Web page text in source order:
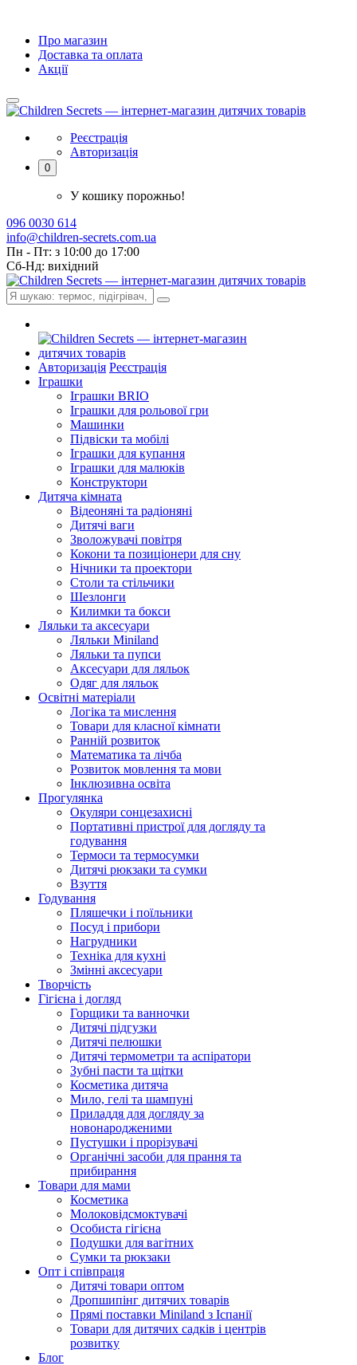
Про магазин
Доставка та оплата
Акції
Реєстрація
Авторизація
0
У кошику порожньо!
096 0030 614
info@children-secrets.com.ua
Пн - Пт: з 10:00 до 17:00
Сб-Нд: вихідний
Авторизація Реєстрація
Іграшки
Іграшки BRIO
Іграшки для рольової гри
Машинки
Підвіски та мобілі
Іграшки для купання
Іграшки для малюків
Конструктори
Дитяча кімната
Відеоняні та радіоняні
Дитячі ваги
Зволожувачі повітря
Кокони та позиціонери для сну
Нічники та проектори
Столи та стільчики
Шезлонги
Килимки та бокси
Ляльки та аксесуари
Ляльки Miniland
Ляльки та пупси
Аксесуари для ляльок
Одяг для ляльок
Освітні матеріали
Логіка та мислення
Товари для класної кімнати
Ранній розвиток
Математика та лічба
Розвиток мовлення та мови
Інклюзивна освіта
Прогулянка
Окуляри сонцезахисні
Портативні пристрої для догляду та
годування
Термоси та термосумки
Дитячі рюкзаки та сумки
Взуття
Годування
Пляшечки і поїльники
Посуд і прибори
Нагрудники
Техніка для кухні
Змінні аксесуари
Творчість
Гігієна і догляд
Горщики та ванночки
Дитячі підгузки
Дитячі пелюшки
Дитячі термометри та аспіратори
Зубні пасти та щітки
Косметика дитяча
Мило, гелі та шампуні
Приладдя для догляду за
новонародженими
Пустушки і прорізувачі
Органічні засоби для прання та
прибирання
Товари для мами
Косметика
Молоковідсмоктувачі
Особиста гігієна
Подушки для вагітних
Сумки та рюкзаки
Опт і співпраця
Дитячі товари оптом
Дропшипінг дитячих товарів
Прямі поставки Miniland з Іспанії
Товари для дитячих садків і центрів
розвитку
Блог